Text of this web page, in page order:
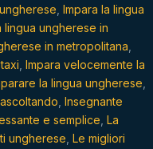
Impara la lingua
lingua ungherese in
in metropolitana
Impara velocemente la
la lingua ungherese
Insegnante
e semplice La
ungherese Le migliori